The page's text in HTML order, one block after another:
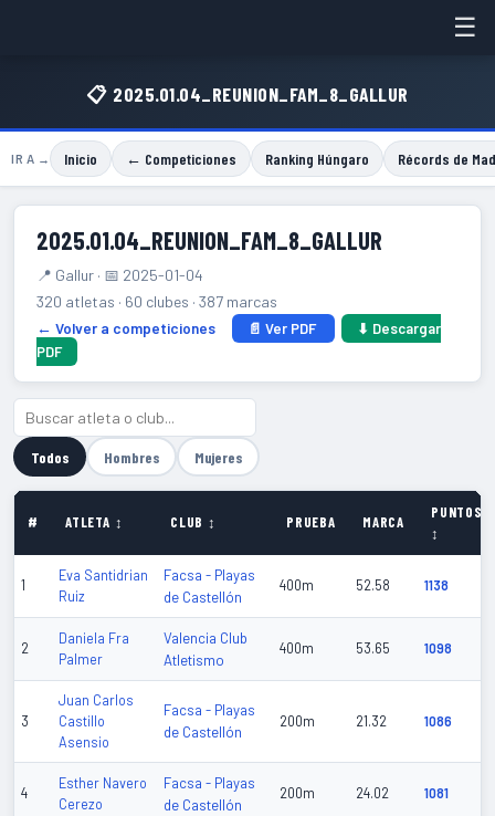
☰
📋 2025.01.04_REUNION_FAM_8_GALLUR
IR A → Inicio ← Competiciones Ranking Húngaro Récords de
2025.01.04_REUNION_FAM_8_GALLUR
📍 Gallur · 📅 2025-01-04
320 atletas · 60 clubes · 387 marcas
← Volver a competiciones
📄 Ver PDF
⬇ Descargar
PDF
Todos Hombres Mujeres
# ATLETA ↕ CLUB ↕ PRUEBA MARCA
PUNTOS
↕
1
Eva Santidrian
Ruiz
Facsa - Playas
de Castellón
400m 52.58 1138
2
Daniela Fra
Palmer
Valencia Club
Atletismo
400m 53.65 1098
3
Juan Carlos
Castillo
Asensio
Facsa - Playas
de Castellón
200m 21.32 1086
4
Esther Navero
Cerezo
Facsa - Playas
de Castellón
200m 24.02 1081